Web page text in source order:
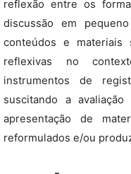
reflexão entre os
discussão em
conteúdos e materiais
reflexivas no
instrumentos de
suscitando a
apresentação de
reformulados e/ou